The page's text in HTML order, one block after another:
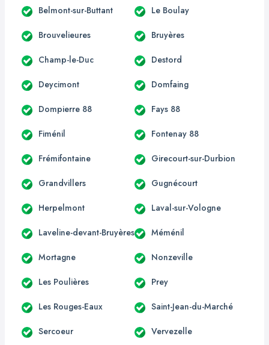
Belmont-sur-Buttant Le Boulay
Brouvelieures Bruyères
Champ-le-Duc Destord
Deycimont Domfaing
Dompierre 88 Fays 88
Fiménil Fontenay 88
Frémifontaine Girecourt-sur-Durbion
Grandvillers Gugnécourt
Herpelmont Laval-sur-Vologne
Laveline-devant-Bruyères Méménil
Mortagne Nonzeville
Les Poulières Prey
Les Rouges-Eaux Saint-Jean-du-Marché
Sercoeur Vervezelle